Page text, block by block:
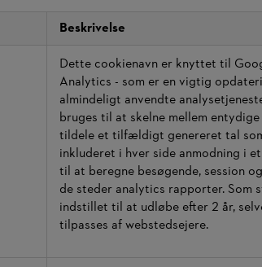
Beskrivelse
Dette cookienavn er knyttet til
Analytics - som er en vigtig
almindeligt anvendte
bruges til at skelne mellem
tildele et tilfældigt genereret tal
inkluderet i hver side anmodning i
til at beregne besøgende, session
de steder analytics rapporter. Som
indstillet til at udløbe efter 2 år,
tilpasses af webstedsejere.